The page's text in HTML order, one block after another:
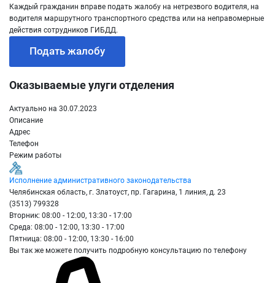
Каждый гражданин вправе подать жалобу на нетрезвого водителя, на
водителя маршрутного транспортного средства или на неправомерные
действия сотрудников ГИБДД.
Подать жалобу
Оказываемые улуги отделения
Актуально на 30.07.2023
Описание
Адрес
Телефон
Режим работы
Исполнение административного законодательства
Челябинская область, г. Златоуст, пр. Гагарина, 1 линия, д. 23
(3513) 799328
Вторник: 08:00 - 12:00, 13:30 - 17:00
Среда: 08:00 - 12:00, 13:30 - 17:00
Пятница: 08:00 - 12:00, 13:30 - 16:00
Вы так же можете получить подробную консультацию по телефону